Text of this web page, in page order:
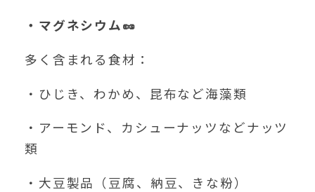
・マグネシウム🥜
多く含まれる食材：
・ひじき、わかめ、昆布など海藻類
・アーモンド、カシューナッツなどナッツ
類
・大豆製品（豆腐、納豆、きな粉）